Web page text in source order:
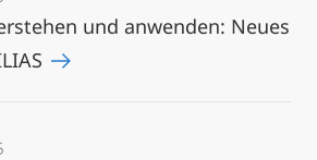
und anwenden: Neues